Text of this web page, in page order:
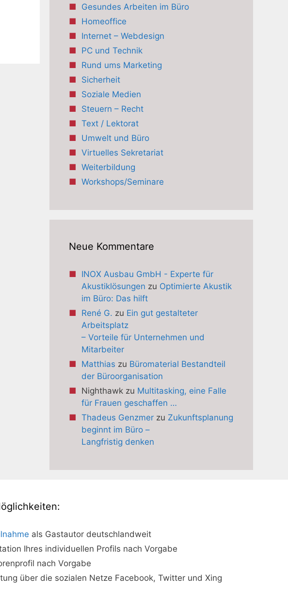
Gesundes Arbeiten im Büro
Homeoffice
Internet – Webdesign
PC und Technik
Rund ums Marketing
Sicherheit
Soziale Medien
Steuern – Recht
Text / Lektorat
Umwelt und Büro
Virtuelles Sekretariat
Weiterbildung
Workshops/Seminare
Neue Kommentare
INOX Ausbau GmbH - Experte für
Akustiklösungen zu Optimierte Akustik
im Büro: Das hilft
René G. zu Ein gut gestalteter
Arbeitsplatz
– Vorteile für Unternehmen und
Mitarbeiter
Matthias zu Büromaterial Bestandteil
der Büroorganisation
Nighthawkzu Multitasking, eine Falle
für Frauen geschaffen …
Thadeus Genzmerzu Zukunftsplanung
beginnt im Büro –
Langfristig denken
als Gastautor deutschlandweit
Ihres individuellen Profils nach Vorgabe
nach Vorgabe
über die sozialen Netze Facebook, Twitter und Xing